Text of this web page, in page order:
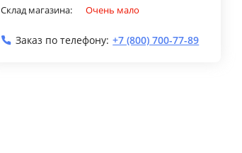
Склад магазина: Очень мало
Заказ по телефону: +7 (800) 700-77-89